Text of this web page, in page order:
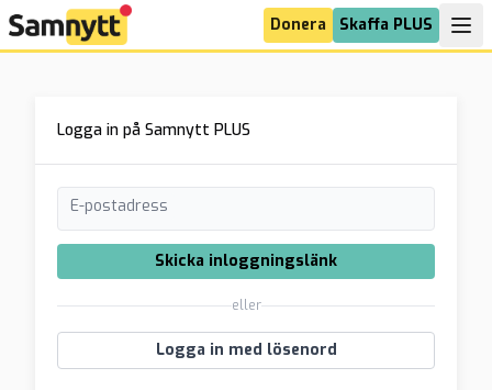
Donera Skaffa PLUS
Logga in på Samnytt PLUS
E-postadress
Skicka inloggningslänk
eller
Logga in med lösenord